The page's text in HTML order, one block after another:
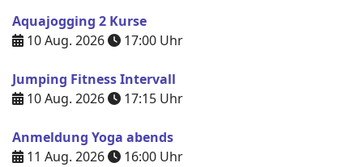
Aquajogging 2 Kurse
10 Aug. 2026
17:00 Uhr
Jumping Fitness Intervall
10 Aug. 2026
17:15 Uhr
Anmeldung Yoga abends
11 Aug. 2026
16:00 Uhr